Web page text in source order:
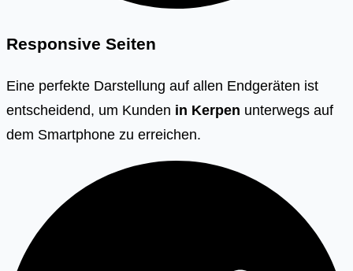
Responsive Seiten
Eine perfekte Darstellung auf allen Endgeräten ist
entscheidend, um Kunden in Kerpen unterwegs auf
dem Smartphone zu erreichen.